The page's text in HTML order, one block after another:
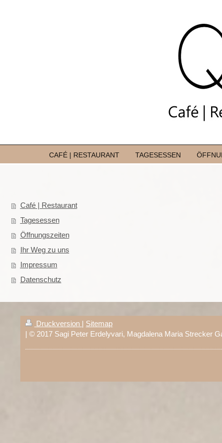
CAFÉ | RESTAURANT TAGESESSEN
Café | Restaurant
Tagesessen
Öffnungszeiten
Ihr Weg zu uns
Impressum
Datenschutz
Druckversion | Sitemap
| © 2017 Sagi Peter Erdelyvari, Magdalena Maria Strecker